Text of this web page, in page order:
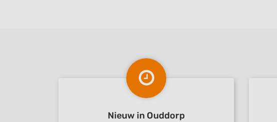
Nieuw in Ouddorp